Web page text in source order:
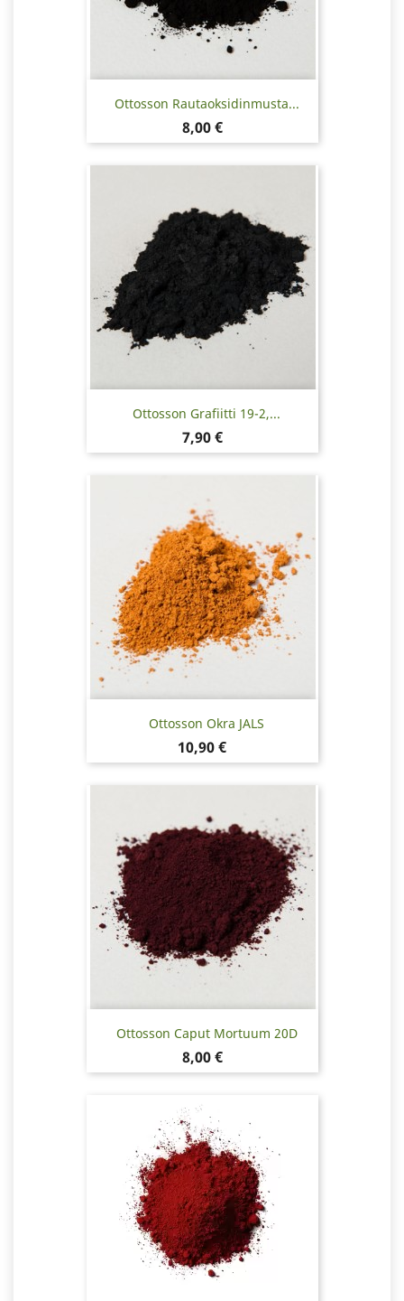
Ottosson Rautaoksidinmusta...
Hinta
8,00 €
Ottosson Grafiitti 19-2,...
Hinta
7,90 €
Ottosson Okra JALS
Hinta
10,90 €
Ottosson Caput Mortuum 20D
Hinta
8,00 €